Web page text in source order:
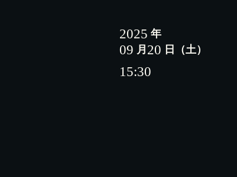
2025 年
09 月 20 日 （土）
15:30